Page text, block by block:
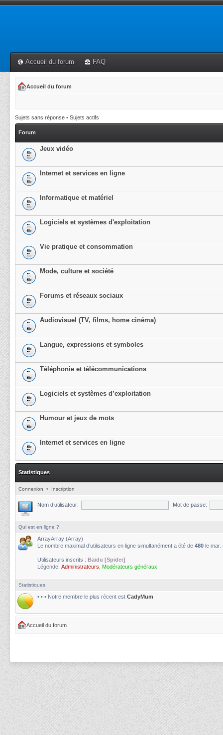
Accueil du forum FAQ
Accueil du forum
Sujets sans réponse • Sujets actifs
Forum
Jeux vidéo
Internet et services en ligne
Informatique et matériel
Logiciels et systèmes d'exploitation
Vie pratique et consommation
Mode, culture et société
Forums et réseaux sociaux
Audiovisuel (TV, films, home cinéma)
Langue, expressions et symboles
Téléphonie et télécommunications
Logiciels et systèmes d’exploitation
Humour et jeux de mots
Internet et services en ligne
Statistiques
Connexion • Inscription
Nom d’utilisateur: Mot de passe:
Qui est en ligne ?
ArrayArray (Array)
Le nombre maximal d’utilisateurs en ligne simultanément a été de 480 le mar.
Utilisateurs inscrits : Baidu [Spider]
Légende: Administrateurs Modérateurs généraux
Statistiques
• • • Notre membre le plus récent est CadyMum
Accueil du forum